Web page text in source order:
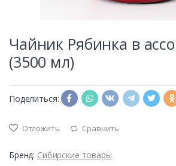
Чайник Рябинка в
(3500 мл)
Поделиться:
Отложить Сравнить
Бренд: Сибирские товары